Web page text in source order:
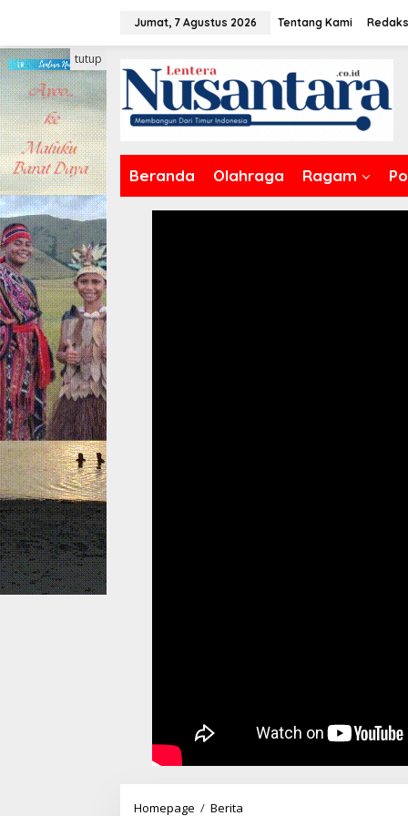
konten
Jumat, 7 Agustus 2026 Tentang Kami
Beranda Olahraga Ragam
tutup
Homepage / Berita